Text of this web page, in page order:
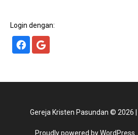
Login dengan:
Gereja Kristen Pasundan © 2026
Proudly powered by WordPress